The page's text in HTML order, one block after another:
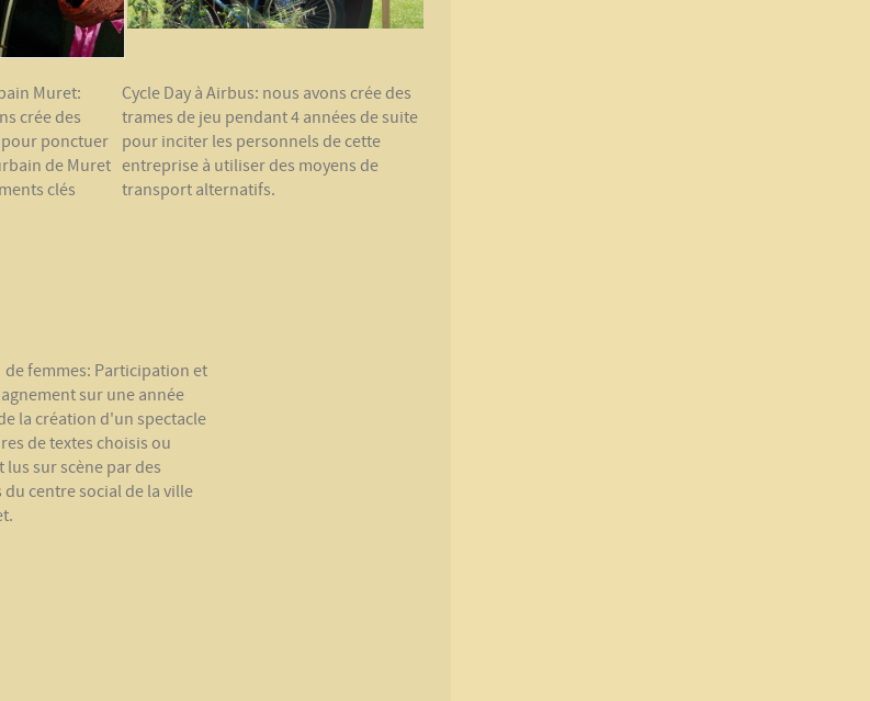
Muret:
crée des
pour ponctuer
de Muret
clés
Cycle Day à Airbus: nous avons crée des
trames de jeu pendant 4 années de suite
pour inciter les personnels de cette
entreprise à utiliser des moyens de
transport alternatifs.
de femmes: Participation et
sur une année
la création d'un spectacle
de textes choisis ou
lus sur scène par des
du centre social de la ville